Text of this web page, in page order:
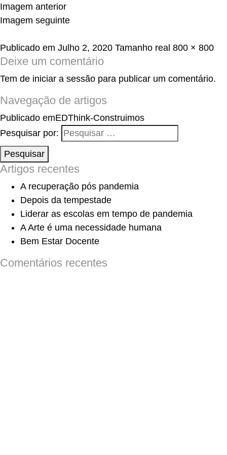
Imagem anterior
Imagem seguinte
Publicado em Julho 2, 2020 Tamanho real 800 × 800
Deixe um comentário
Tem de iniciar a sessão para publicar um comentário.
Navegação de artigos
Publicado emEDThink-Construimos
Pesquisar por:
Pesquisar
Artigos recentes
A recuperação pós pandemia
Depois da tempestade
Liderar as escolas em tempo de pandemia
A Arte é uma necessidade humana
Bem Estar Docente
Comentários recentes